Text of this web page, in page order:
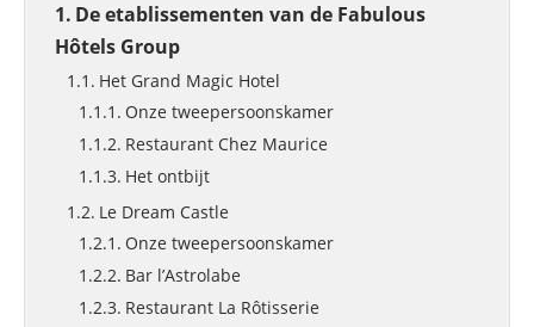
De etablissementen van de Fabulous
Hôtels Group
Het Grand Magic Hotel
Onze tweepersoonskamer
Restaurant Chez Maurice
Het ontbijt
Le Dream Castle
Onze tweepersoonskamer
Bar l’Astrolabe
Restaurant La Rôtisserie